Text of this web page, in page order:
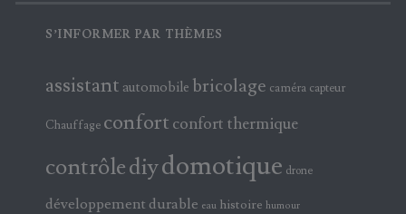
S’INFORMER PAR THÈMES
assistant automobile bricolage caméra capteur
Chauffage confort confort thermique
contrôlediydomotique drone
développement durable eau histoire humour